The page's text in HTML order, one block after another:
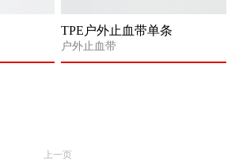
TPE户外止血带单条
户外止血带
上一页